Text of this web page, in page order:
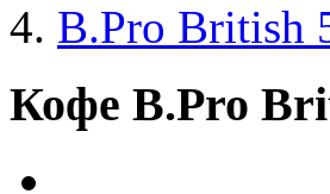
B.Pro British
Кофе B.Pro